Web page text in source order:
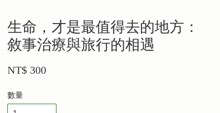
生命，才是最值得去的地方：
敘事治療與旅行的相遇
NT$ 300
數量